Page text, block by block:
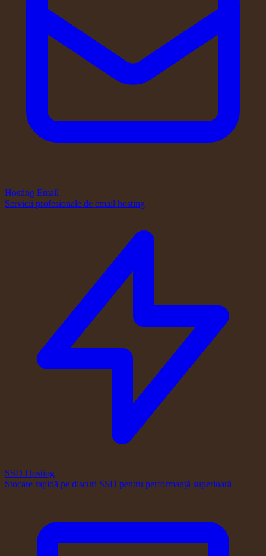
Hosting Email
Servicii profesionale de email hosting
SSD Hosting
Stocare rapidă pe discuri SSD pentru performanță superioară